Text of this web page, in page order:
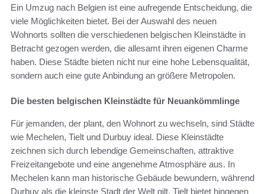
Ein Umzug nach Belgien ist eine aufregende Entscheidung, die
viele Möglichkeiten bietet. Bei der Auswahl des neuen
Wohnorts sollten die verschiedenen belgischen Kleinstädte in
Betracht gezogen werden, die allesamt ihren eigenen Charme
haben. Diese Städte bieten nicht nur eine hohe Lebensqualität,
sondern auch eine gute Anbindung an größere Metropolen.
Die besten belgischen Kleinstädte für Neuankömmlinge
Für jemanden, der plant, den Wohnort zu wechseln, sind Städte
wie Mechelen, Tielt und Durbuy ideal. Diese Kleinstädte
zeichnen sich durch lebendige Gemeinschaften, attraktive
Freizeitangebote und eine angenehme Atmosphäre aus. In
Mechelen kann man historische Gebäude bewundern, während
Durbuy als die kleinste Stadt der Welt gilt. Tielt bietet hingegen